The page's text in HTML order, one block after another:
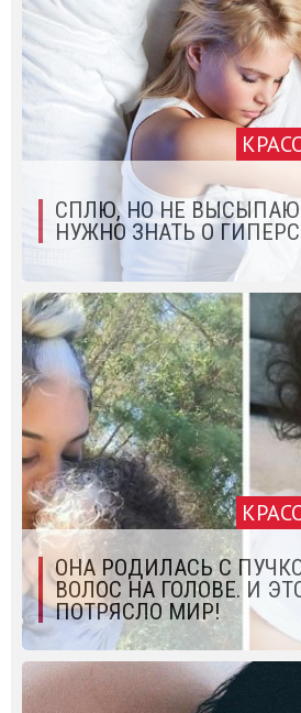
СПЛЮ, НО НЕ
НУЖНО ЗНАТЬ О
ОНА РОДИЛАСЬ С
ВОЛОС НА ГОЛОВЕ. И
ПОТРЯСЛО МИР!